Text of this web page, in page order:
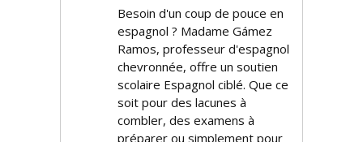
Besoin d'un coup de pouce en
espagnol ? Madame Gámez
Ramos, professeur d'espagnol
chevronnée, offre un soutien
scolaire Espagnol ciblé. Que ce
soit pour des lacunes à
combler, des examens à
préparer ou simplement pour